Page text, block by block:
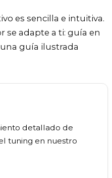
es sencilla e intuitiva.
se adapte a ti: guía en
guía ilustrada
detallado de
tuning en nuestro